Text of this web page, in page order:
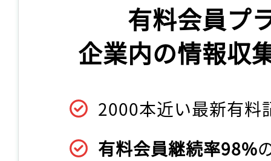
有料会員プ
企業内の情報収
2000本近い最新有料
有料会員継続率98%